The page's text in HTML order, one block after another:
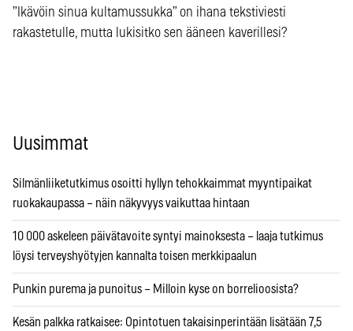
”Ikävöin sinua kultamussukka” on ihana tekstiviesti
rakastetulle, mutta lukisitko sen ääneen kaverillesi?
Uusimmat
Silmänliiketutkimus osoitti hyllyn tehokkaimmat myyntipaikat
ruokakaupassa – näin näkyvyys vaikuttaa hintaan
10 000 askeleen päivätavoite syntyi mainoksesta – laaja tutkimus
löysi terveyshyötyjen kannalta toisen merkkipaalun
Punkin purema ja punoitus – Milloin kyse on borrelioosista?
Kesän palkka ratkaisee: Opintotuen takaisinperintään lisätään 7,5